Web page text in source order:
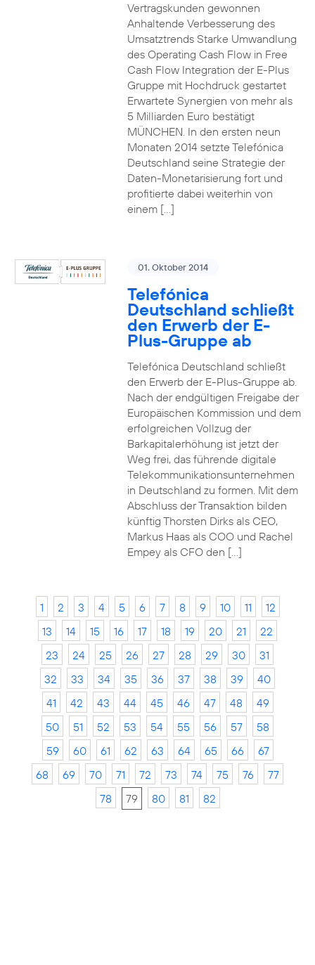
Vertragskunden gewonnen
Anhaltende Verbesserung des
Umsatztrends Starke Umwandlung
des Operating Cash Flow in Free
Cash Flow Integration der E-Plus
Gruppe mit Hochdruck gestartet
Erwartete Synergien von mehr als
5 Milliarden Euro bestätigt
MÜNCHEN. In den ersten neun
Monaten 2014 setzte Telefónica
Deutschland seine Strategie der
Daten-Monetarisierung fort und
profitierte dabei weiterhin von
einem […]
01. Oktober 2014
Telefónica
Deutschland schließt
den Erwerb der E-
Plus-Gruppe ab
Telefónica Deutschland schließt
den Erwerb der E-Plus-Gruppe ab.
Nach der endgültigen Freigabe der
Europäischen Kommission und dem
erfolgreichen Vollzug der
Barkapitalerhöhung ist jetzt der
Weg frei, das führende digitale
Telekommunikationsunternehmen
in Deutschland zu formen. Mit dem
Abschluss der Transaktion bilden
künftig Thorsten Dirks als CEO,
Markus Haas als COO und Rachel
Empey als CFO den […]
1 2 3 4 5 6 7 8 9 10 11
12
13
14 15 16 17 18 19 20 21
22
23
24 25 26 27 28 29 30
31
32
33 34 35 36 37 38 39
40
41
42 43 44 45 46 47 48
49
50
51 52 53 54 55 56 57
58
59
60 61 62 63 64 65 66
67
68
69 70 71 72 73 74 75 76
77
78
79 80 81 82